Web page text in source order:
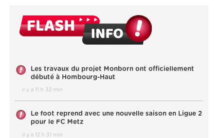
Les travaux du projet Monborn ont officiellement
débuté à Hombourg-Haut
il y a 11 h 32 min
Le foot reprend avec une nouvelle saison en Ligue 2
pour le FC Metz
il y a 12 h 31 min